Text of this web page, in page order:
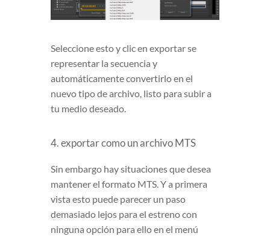
Seleccione esto y clic en exportar se
representar la secuencia y
automáticamente convertirlo en el
nuevo tipo de archivo, listo para subir a
tu medio deseado.
4. exportar como un archivo MTS
Sin embargo hay situaciones que desea
mantener el formato MTS. Y a primera
vista esto puede parecer un paso
demasiado lejos para el estreno con
ninguna opción para ello en el menú